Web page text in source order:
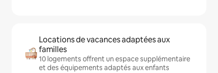
Locations de vacances adaptées aux
familles
10 logements offrent un espace supplémentaire
et des équipements adaptés aux enfants